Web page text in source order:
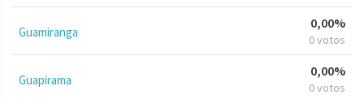
Guamiranga
0,00%
0 votos
Guapirama
0,00%
0 votos